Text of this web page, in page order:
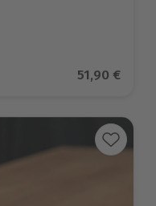
Aktueller
51,90 €